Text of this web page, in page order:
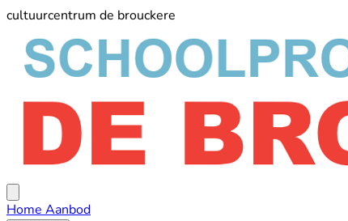
cultuurcentrum de brouckere
Broucker
menu
Home Aanbod